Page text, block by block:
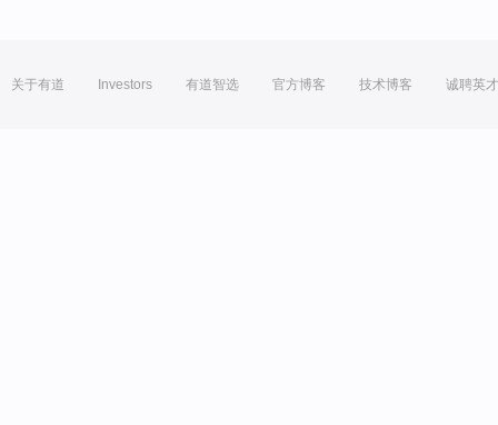
关于有道 Investors 有道智选 官方博客 技术博客 诚聘英才